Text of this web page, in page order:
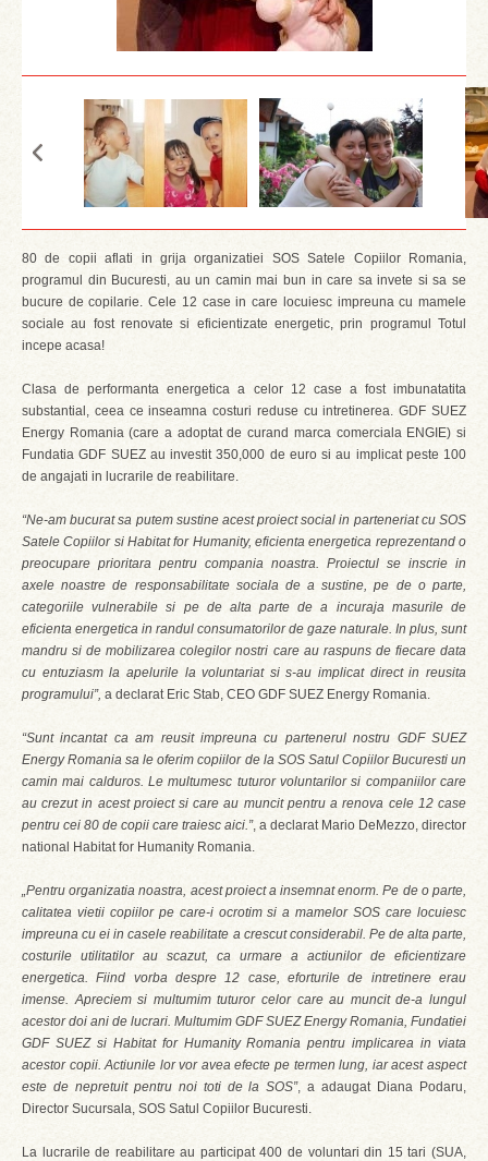
80 de copii aflati in grija organizatiei SOS Satele Copiilor Romania,
programul din Bucuresti, au un camin mai bun in care sa invete si sa se
bucure de copilarie. Cele 12 case in care locuiesc impreuna cu mamele
sociale au fost renovate si eficientizate energetic, prin programul Totul
incepe acasa!
Clasa de performanta energetica a celor 12 case a fost imbunatatita
substantial, ceea ce inseamna costuri reduse cu intretinerea. GDF SUEZ
Energy Romania (care a adoptat de curand marca comerciala ENGIE) si
Fundatia GDF SUEZ au investit 350,000 de euro si au implicat peste 100
de angajati in lucrarile de reabilitare.
“Ne-am bucurat sa putem sustine acest proiect social in parteneriat cu SOS
Satele Copiilor si Habitat for Humanity, eficienta energetica reprezentand o
preocupare prioritara pentru compania noastra. Proiectul se inscrie in
axele noastre de responsabilitate sociala de a sustine, pe de o parte,
categoriile vulnerabile si pe de alta parte de a incuraja masurile de
eficienta energetica in randul consumatorilor de gaze naturale. In plus, sunt
mandru si de mobilizarea colegilor nostri care au raspuns de fiecare data
cu entuziasm la apelurile la voluntariat si s-au implicat direct in reusita
programului”, a declarat Eric Stab, CEO GDF SUEZ Energy Romania.
“Sunt incantat ca am reusit impreuna cu partenerul nostru GDF SUEZ
Energy Romania sa le oferim copiilor de la SOS Satul Copiilor Bucuresti un
camin mai calduros. Le multumesc tuturor voluntarilor si companiilor care
au crezut in acest proiect si care au muncit pentru a renova cele 12 case
pentru cei 80 de copii care traiesc aici.”, a declarat Mario DeMezzo, director
national Habitat for Humanity Romania.
„Pentru organizatia noastra, acest proiect a insemnat enorm. Pe de o parte,
calitatea vietii copiilor pe care-i ocrotim si a mamelor SOS care locuiesc
impreuna cu ei in casele reabilitate a crescut considerabil. Pe de alta parte,
costurile utilitatilor au scazut, ca urmare a actiunilor de eficientizare
energetica. Fiind vorba despre 12 case, eforturile de intretinere erau
imense. Apreciem si multumim tuturor celor care au muncit de-a lungul
acestor doi ani de lucrari. Multumim GDF SUEZ Energy Romania, Fundatiei
GDF SUEZ si Habitat for Humanity Romania pentru implicarea in viata
acestor copii. Actiunile lor vor avea efecte pe termen lung, iar acest aspect
este de nepretuit pentru noi toti de la SOS”, a adaugat Diana Podaru,
Director Sucursala, SOS Satul Copiilor Bucuresti.
La lucrarile de reabilitare au participat 400 de voluntari din 15 tari (SUA,